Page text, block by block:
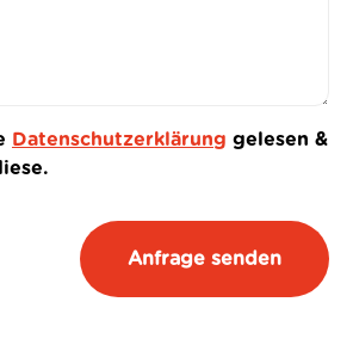
Datenschutzerklärung gelesen &